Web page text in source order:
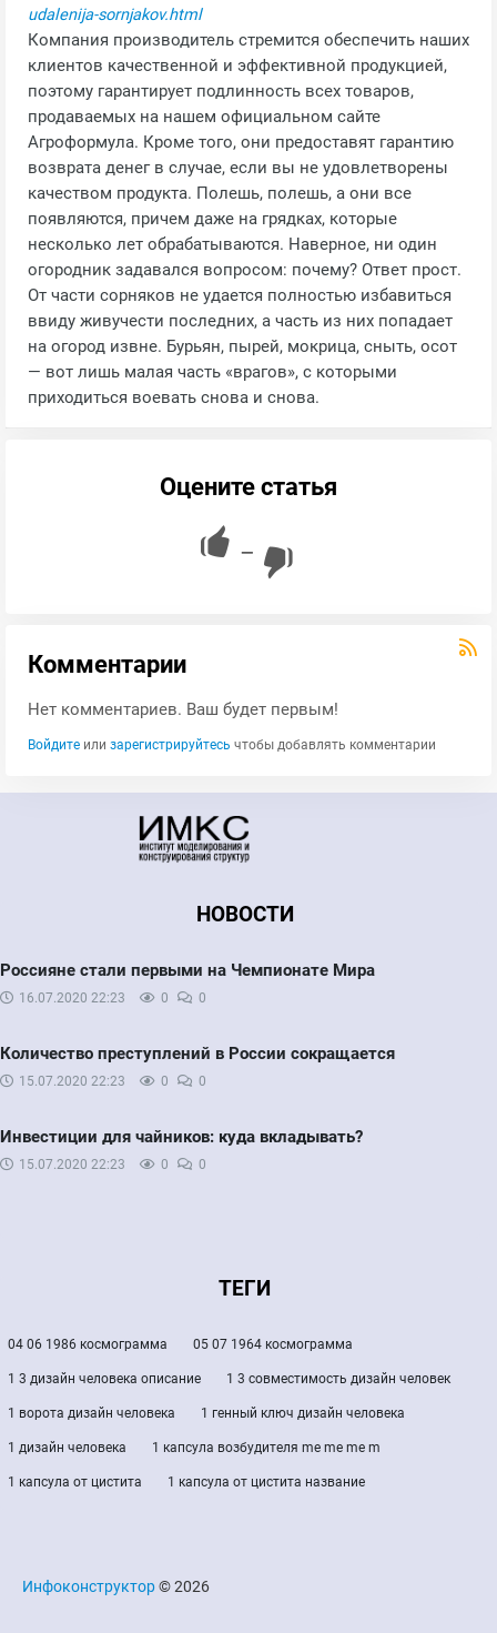
udalenija-sornjakov.html
Компания производитель стремится обеспечить наших
клиентов качественной и эффективной продукцией,
поэтому гарантирует подлинность всех товаров,
продаваемых на нашем официальном сайте
Агроформула. Кроме того, они предоставят гарантию
возврата денег в случае, если вы не удовлетворены
качеством продукта. Полешь, полешь, а они все
появляются, причем даже на грядках, которые
несколько лет обрабатываются. Наверное, ни один
огородник задавался вопросом: почему? Ответ прост.
От части сорняков не удается полностью избавиться
ввиду живучести последних, а часть из них попадает
на огород извне. Бурьян, пырей, мокрица, сныть, осот
— вот лишь малая часть «врагов», с которыми
приходиться воевать снова и снова.
Оцените статья
—
Комментарии
Нет комментариев. Ваш будет первым!
Войдите или зарегистрируйтесь чтобы добавлять комментарии
НОВОСТИ
Россияне стали первыми на Чемпионате Мира
16.07.2020 22:23 0 0
Количество преступлений в России сокращается
15.07.2020 22:23 0 0
Инвестиции для чайников: куда вкладывать?
15.07.2020 22:23 0 0
ТЕГИ
04 06 1986 космограмма 05 07 1964 космограмма
1 3 дизайн человека описание 1 3 совместимость дизайн человек
1 ворота дизайн человека 1 генный ключ дизайн человека
1 дизайн человека 1 капсула возбудителя me me me m
1 капсула от цистита 1 капсула от цистита название
Инфоконструктор© 2026